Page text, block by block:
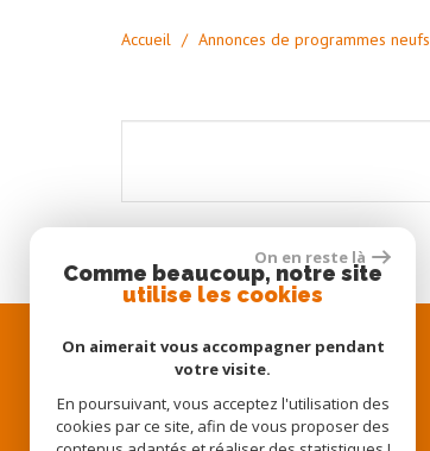
Accueil Annonces de programmes neufs
32 grand rue
30230 Bouillargues
Email:conseiller1@investimmogard.fr
On en reste là
Comme beaucoup, notre site
utilise les cookies
On aimerait vous accompagner pendant
votre visite.
En poursuivant, vous acceptez l'utilisation des
cookies par ce site, afin de vous proposer des